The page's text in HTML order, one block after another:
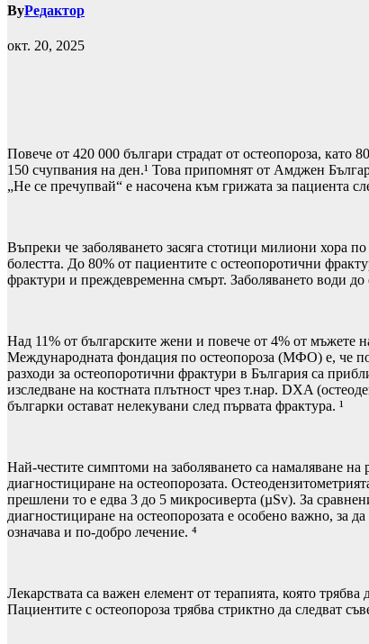
ByРедактор
окт. 20, 2025
Повече от 420 000 българи страдат от остеопороза, като
150 счупвания на ден.¹ Това припомнят от Амджен
„Не се пречупвай“ е насочена към грижата за пациента
Въпреки че заболяването засяга стотици милиони хора
болестта. До 80% от пациентите с остеопоротични
фрактури и преждевременна смърт. Заболяването води до
Над 11% от българските жени и повече от 4% от мъжете
Международната фондация по остеопороза (МФО) е, че
разходи за остеопоротични фрактури в България са
изследване на костната плътност чрез т.нар. DXA
българки остават нелекувани след първата фрактура. ¹
Най-честите симптоми на заболяването са намаляване на
диагностициране на остеопорозата.
прешлени то е едва 3 до 5 микросиверта (µSv). За
диагностициране на остеопорозата е особено важно, за
означава и по-добро лечение. ⁴
Лекарствата са важен елемент от терапията, която
Пациентите с остеопороза трябва стриктно да следват